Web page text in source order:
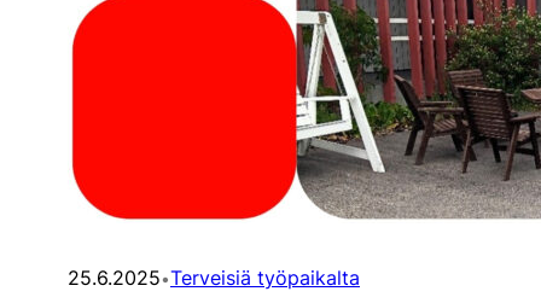
25.6.2025•Terveisiä työpaikalta